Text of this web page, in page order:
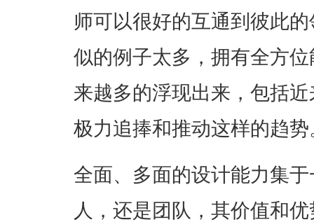
师可以很好的互通到彼此
似的例子太多，拥有全方
来越多的浮现出来，包括
极力追捧和推动这样的趋势
全面、多面的设计能力集
人，还是团队，其价值和